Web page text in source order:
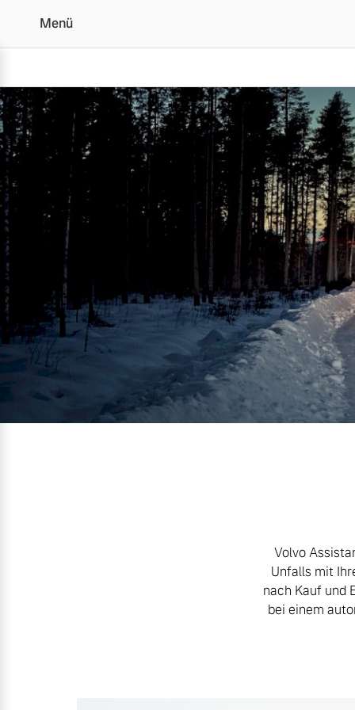
Volvo Assistance
Menü
Vollelektrisch
Plug-in Hybrid
3 Modelle
Mild-Hybrid
4 Modelle
Volvo
Unfalls mit
nach Kauf und
bei einem